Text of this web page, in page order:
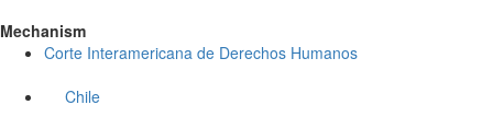
Mechanism
Corte Interamericana de Derechos Humanos
Chile